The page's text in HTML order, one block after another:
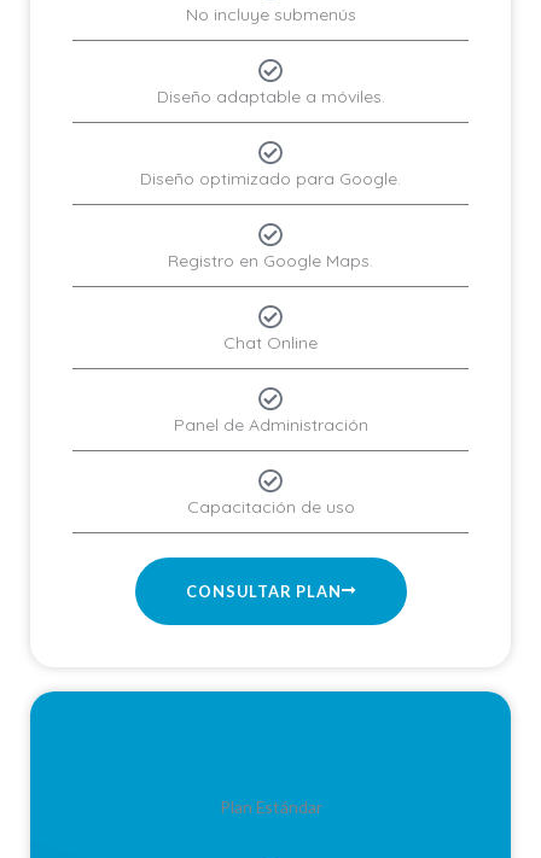
No incluye submenús
Diseño adaptable a móviles.
Diseño optimizado para Google.
Registro en Google Maps.
Chat Online
Panel de Administración
Capacitación de uso
CONSULTAR PLAN
Plan Estándar